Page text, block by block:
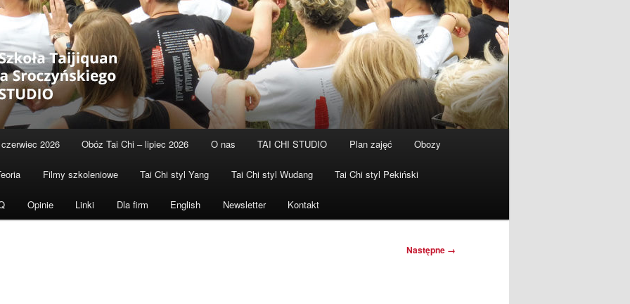
2026 Obóz Tai Chi – lipiec 2026 O nas TAI CHI STUDIO Plan zajęć Obozy
Filmy szkoleniowe Tai Chi styl Yang Tai Chi styl Wudang Tai Chi styl Pekiński
Opinie Linki Dla firm English Newsletter Kontakt
Następne →